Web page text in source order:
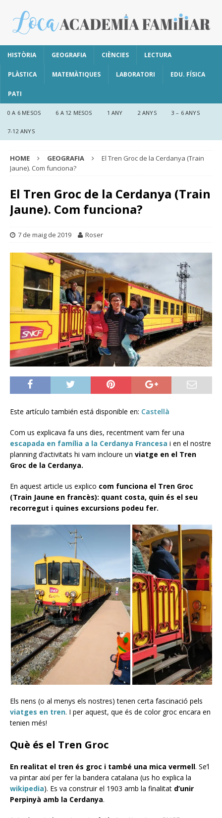
HISTÒRIA GEOGRAFIA CIÈNCIES LECTURA
PLÀSTICA MATEMÀTIQUES LABORATORI EDU. FÍSICA
PATI
0 A 6 MESOS 6 A 12 MESOS 1 ANY 2 ANYS 3 – 6 ANYS
7-12 ANYS
HOME GEOGRAFIA
El Tren Groc de la Cerdanya (Train
Jaune). Com funciona?
El Tren Groc de la Cerdanya (Train
Jaune). Com funciona?
7 de maig de 2019 Roser
Este artículo también está disponible en: Castellà
Com us explicava fa uns dies, recentment vam fer una
escapada en família a la Cerdanya Francesa i en el nostre
planning d’activitats hi vam incloure un viatge en el Tren
Groc de la Cerdanya.
En aquest article us explico com funciona el Tren Groc
(Train Jaune en francès): quant costa, quin és el seu
recorregut i quines excursions podeu fer.
Els nens (o al menys els nostres) tenen certa fascinació pels
viatges en tren. I per aquest, que és de color groc encara en
tenien més!
Què és el Tren Groc
En realitat el tren és groc i també una mica vermell. Se’l
va pintar així per fer la bandera catalana (us ho explica la
wikipedia). Es va construir el 1903 amb la finalitat d’unir
Perpinyà amb la Cerdanya.